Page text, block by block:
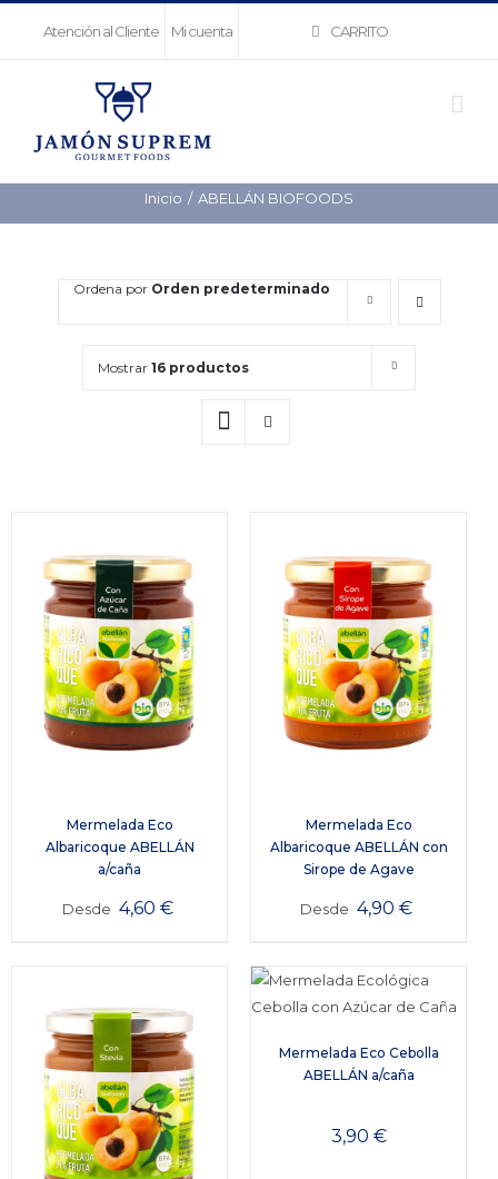
Atención al Cliente Mi cuenta CARRITO
Inicio ABELLÁN BIOFOODS
Ordena por Orden predeterminado
Mostrar 16 productos
Mermelada Eco
Albaricoque ABELLÁN
a/caña
Desde 4,60 €
Mermelada Eco
Albaricoque ABELLÁN con
Sirope de Agave
Desde 4,90€
Mermelada Eco Cebolla
ABELLÁN a/caña
3,90 €